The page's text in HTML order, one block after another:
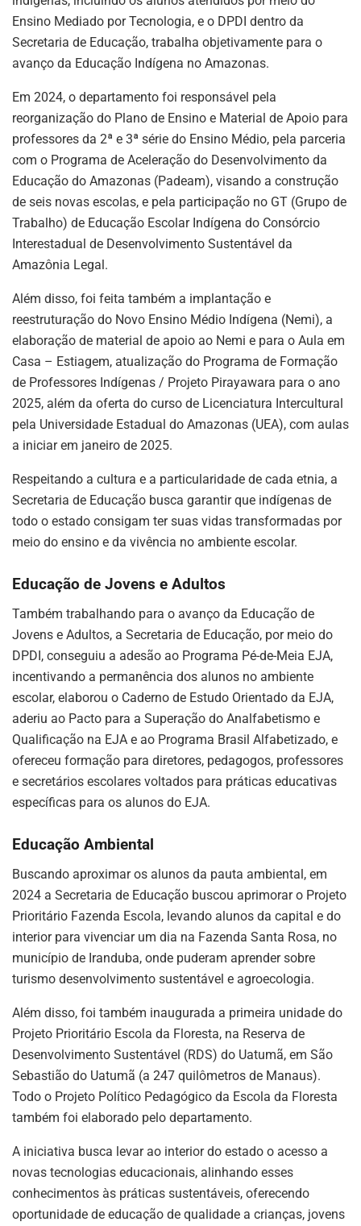
Ensino Mediado por Tecnologia, e o DPDI dentro da
Secretaria de Educação, trabalha objetivamente para o
avanço da Educação Indígena no Amazonas.
Em 2024, o departamento foi responsável pela
reorganização do Plano de Ensino e Material de Apoio para
professores da 2ª e 3ª série do Ensino Médio, pela parceria
com o Programa de Aceleração do Desenvolvimento da
Educação do Amazonas (Padeam), visando a construção
de seis novas escolas, e pela participação no GT (Grupo de
Trabalho) de Educação Escolar Indígena do Consórcio
Interestadual de Desenvolvimento Sustentável da
Amazônia Legal.
Além disso, foi feita também a implantação e
reestruturação do Novo Ensino Médio Indígena (Nemi), a
elaboração de material de apoio ao Nemi e para o Aula em
Casa – Estiagem, atualização do Programa de Formação
de Professores Indígenas / Projeto Pirayawara para o ano
2025, além da oferta do curso de Licenciatura Intercultural
pela Universidade Estadual do Amazonas (UEA), com aulas
a iniciar em janeiro de 2025.
Respeitando a cultura e a particularidade de cada etnia, a
Secretaria de Educação busca garantir que indígenas de
todo o estado consigam ter suas vidas transformadas por
meio do ensino e da vivência no ambiente escolar.
Educação de Jovens e Adultos
Também trabalhando para o avanço da Educação de
Jovens e Adultos, a Secretaria de Educação, por meio do
DPDI, conseguiu a adesão ao Programa Pé-de-Meia EJA,
incentivando a permanência dos alunos no ambiente
escolar, elaborou o Caderno de Estudo Orientado da EJA,
aderiu ao Pacto para a Superação do Analfabetismo e
Qualificação na EJA e ao Programa Brasil Alfabetizado, e
ofereceu formação para diretores, pedagogos, professores
e secretários escolares voltados para práticas educativas
específicas para os alunos do EJA.
Educação Ambiental
Buscando aproximar os alunos da pauta ambiental, em
2024 a Secretaria de Educação buscou aprimorar o Projeto
Prioritário Fazenda Escola, levando alunos da capital e do
interior para vivenciar um dia na Fazenda Santa Rosa, no
município de Iranduba, onde puderam aprender sobre
turismo desenvolvimento sustentável e agroecologia.
Além disso, foi também inaugurada a primeira unidade do
Projeto Prioritário Escola da Floresta, na Reserva de
Desenvolvimento Sustentável (RDS) do Uatumã, em São
Sebastião do Uatumã (a 247 quilômetros de Manaus).
Todo o Projeto Político Pedagógico da Escola da Floresta
também foi elaborado pelo departamento.
A iniciativa busca levar ao interior do estado o acesso a
novas tecnologias educacionais, alinhando esses
conhecimentos às práticas sustentáveis, oferecendo
oportunidade de educação de qualidade a crianças, jovens